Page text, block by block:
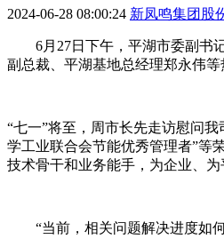
2024-06-28 08:00:24 新凤鸣集团股
6月27日下午，平湖市委副书
副总裁、平湖基地总经理郑永伟等
“七一”将至，周市长先走访慰问
学工业联合会节能优秀管理者”等
技术骨干和业务能手，为企业、为
“当前，相关问题解决进度如